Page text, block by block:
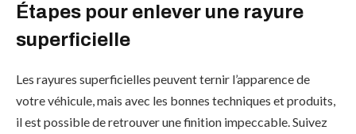
Étapes pour enlever une rayure
superficielle
Les rayures superficielles peuvent ternir l’apparence de
votre véhicule, mais avec les bonnes techniques et produits,
il est possible de retrouver une finition impeccable. Suivez